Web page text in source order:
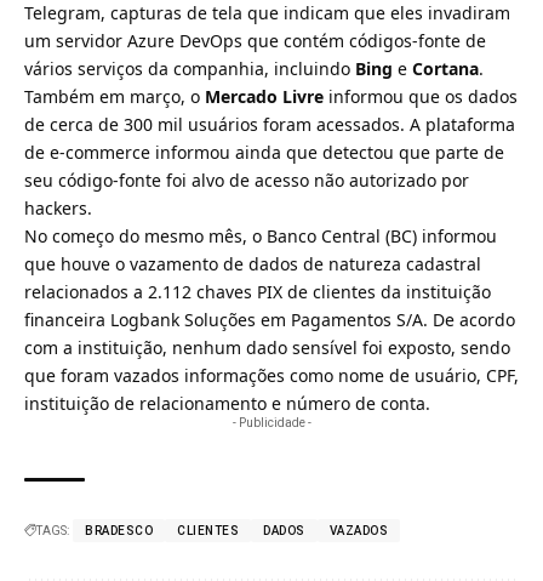
Telegram, capturas de tela que indicam que eles invadiram
um servidor Azure DevOps que contém códigos-fonte de
vários serviços da companhia, incluindo Bing e Cortana.
Também em março, o Mercado Livre informou que os dados
de cerca de 300 mil usuários foram acessados. A plataforma
de e-commerce informou ainda que detectou que parte de
seu código-fonte foi alvo de acesso não autorizado por
hackers.
No começo do mesmo mês, o Banco Central (BC) informou
que houve o vazamento de dados de natureza cadastral
relacionados a 2.112 chaves PIX de clientes da instituição
financeira Logbank Soluções em Pagamentos S/A. De acordo
com a instituição, nenhum dado sensível foi exposto, sendo
que foram vazados informações como nome de usuário, CPF,
instituição de relacionamento e número de conta.
- Publicidade -
TAGS: BRADESCO CLIENTES DADOS VAZADOS